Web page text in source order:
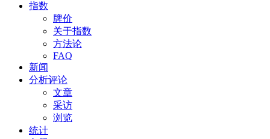
指数
牌价
关于指数
方法论
FAQ
新闻
分析评论
文章
采访
浏览
统计